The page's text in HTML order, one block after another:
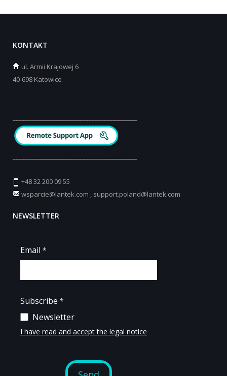
KONTAKT
ul. Armii Krajowej 6
40-698 Katowice
+48 32 200 09 55
wsparcie@lantek.com , support.poland@lantek.com
NEWSLETTER